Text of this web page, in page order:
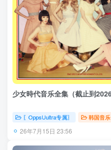
少女時代音乐全集（截止到
〖OppsUultra专属〗 韩国音乐
26年7月15日 23:56